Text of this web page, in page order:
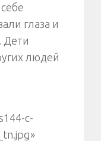
глаза и
Дети
людей
c-